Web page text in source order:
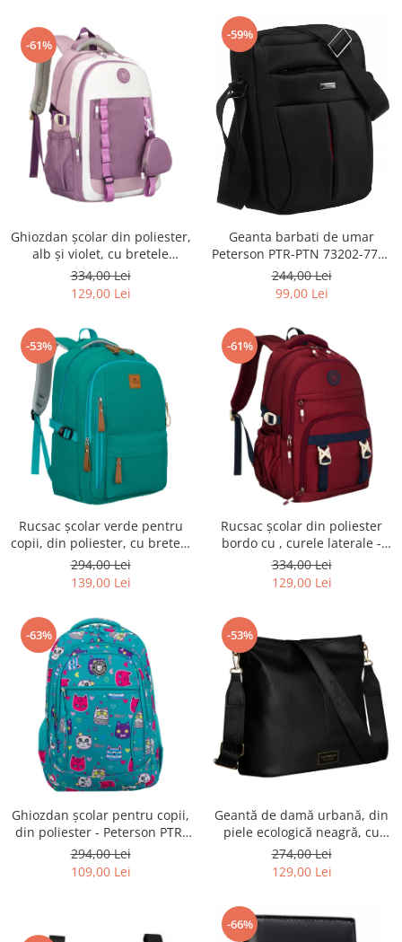
-61%
Ghiozdan școlar din poliester,
alb și violet, cu bretele
reglabile - Peterson PTR-PTN
8603-1303 PURPLE
334,00 Lei
129,00 Lei
-59%
Geanta barbati de umar
Peterson PTR-PTN 73202-7738
BL
244,00 Lei
99,00 Lei
-53%
Rucsac școlar verde pentru
copii, din poliester, cu bretele
reglabile - Peterson PTR-PTN
BHX-01-9259 Gree
294,00 Lei
139,00 Lei
-61%
Rucsac școlar din poliester
bordo cu , curele laterale -
Peterson PTR-PTN 8594-1402
BORDO
334,00 Lei
129,00 Lei
-63%
Ghiozdan școlar pentru copii,
din poliester - Peterson PTR-
PTN BIEDRONKA G28
294,00 Lei
109,00 Lei
-53%
Geantă de damă urbană, din
piele ecologică neagră, cu
curea reglabilă - Peterson
PTR-PTN JK6-06-6642
274,00 Lei
129,00 Lei
-66%